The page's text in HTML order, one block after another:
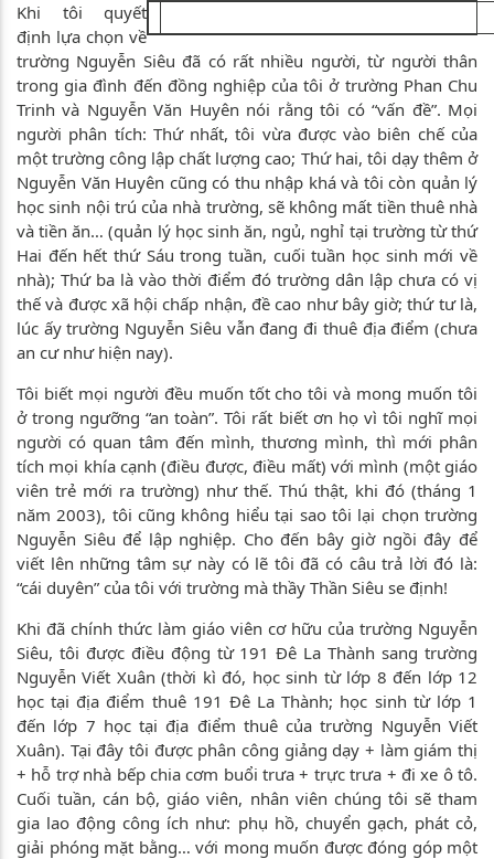
Khi tôi quyết
định lựa chọn về
trường Nguyễn Siêu đã có rất nhiều người, từ người thân
trong gia đình đến đồng nghiệp của tôi ở trường Phan Chu
Trinh và Nguyễn Văn Huyên nói rằng tôi có “vấn đề”. Mọi
người phân tích: Thứ nhất, tôi vừa được vào biên chế của
một trường công lập chất lượng cao; Thứ hai, tôi dạy thêm ở
Nguyễn Văn Huyên cũng có thu nhập khá và tôi còn quản lý
học sinh nội trú của nhà trường, sẽ không mất tiền thuê nhà
và tiền ăn… (quản lý học sinh ăn, ngủ, nghỉ tại trường từ thứ
Hai đến hết thứ Sáu trong tuần, cuối tuần học sinh mới về
nhà); Thứ ba là vào thời điểm đó trường dân lập chưa có vị
thế và được xã hội chấp nhận, đề cao như bây giờ; thứ tư là,
lúc ấy trường Nguyễn Siêu vẫn đang đi thuê địa điểm (chưa
an cư như hiện nay).
Tôi biết mọi người đều muốn tốt cho tôi và mong muốn tôi
ở trong ngưỡng “an toàn”. Tôi rất biết ơn họ vì tôi nghĩ mọi
người có quan tâm đến mình, thương mình, thì mới phân
tích mọi khía cạnh (điều được, điều mất) với mình (một giáo
viên trẻ mới ra trường) như thế. Thú thật, khi đó (tháng 1
năm 2003), tôi cũng không hiểu tại sao tôi lại chọn trường
Nguyễn Siêu để lập nghiệp. Cho đến bây giờ ngồi đây để
viết lên những tâm sự này có lẽ tôi đã có câu trả lời đó là:
“cái duyên” của tôi với trường mà thầy Thần Siêu se định!
Khi đã chính thức làm giáo viên cơ hữu của trường Nguyễn
Siêu, tôi được điều động từ 191 Đê La Thành sang trường
Nguyễn Viết Xuân (thời kì đó, học sinh từ lớp 8 đến lớp 12
học tại địa điểm thuê 191 Đê La Thành; học sinh từ lớp 1
đến lớp 7 học tại địa điểm thuê của trường Nguyễn Viết
Xuân). Tại đây tôi được phân công giảng dạy + làm giám thị
+ hỗ trợ nhà bếp chia cơm buổi trưa + trực trưa + đi xe ô tô.
Cuối tuần, cán bộ, giáo viên, nhân viên chúng tôi sẽ tham
gia lao động công ích như: phụ hồ, chuyển gạch, phát cỏ,
giải phóng mặt bằng… với mong muốn được đóng góp một